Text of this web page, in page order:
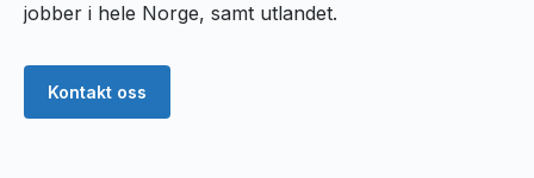
jobber i hele Norge, samt utlandet.
Kontakt oss